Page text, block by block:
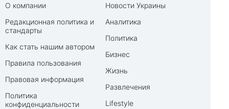
О компании
Редакционная политика и
стандарты
Как стать нашим автором
Правила пользования
Правовая информация
Политика
конфиденциальности
Новости Украины
Аналитика
Политика
Бизнес
Жизнь
Развлечения
Lifestyle